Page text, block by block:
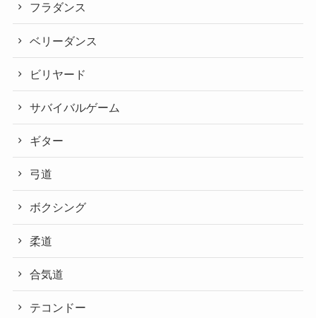
フラダンス
ベリーダンス
ビリヤード
サバイバルゲーム
ギター
弓道
ボクシング
柔道
合気道
テコンドー